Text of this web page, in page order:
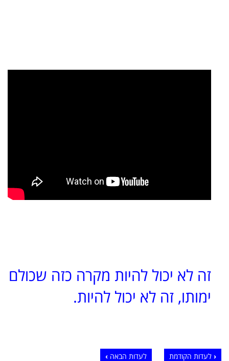
זה לא יכול להיות מקרה כזה שכולם
ימותו, זה לא יכול להיות.
לעדות הקודמת לעדות הבאה